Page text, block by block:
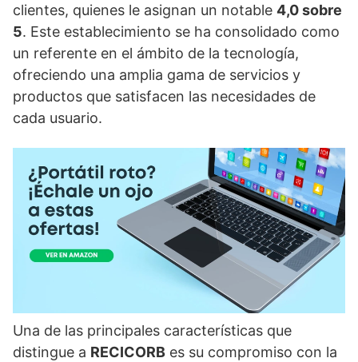
clientes, quienes le asignan un notable 4,0 sobre
5. Este establecimiento se ha consolidado como
un referente en el ámbito de la tecnología,
ofreciendo una amplia gama de servicios y
productos que satisfacen las necesidades de
cada usuario.
Una de las principales características que
distingue a RECICORB es su compromiso con la